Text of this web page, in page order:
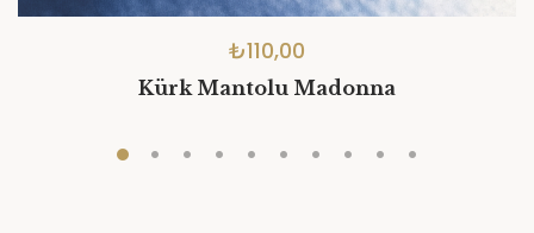
₺110,00
Kürk Mantolu Madonna